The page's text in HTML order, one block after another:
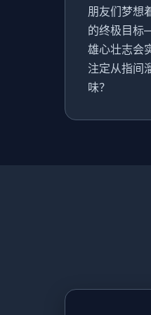
朋友们梦想
的终极目标
雄心壮志会
注定从指间
味？